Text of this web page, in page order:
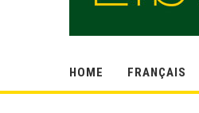
HOME FRANÇAIS